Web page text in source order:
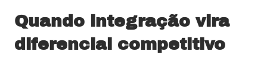
Quando integração vira
diferencial competitivo